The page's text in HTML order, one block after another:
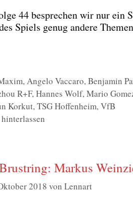
44 bespre­chen wir nur ein
Spiels genug ande­re
,Angelo Vaccaro,Benjamin
R+F,Hannes Wolf,Mario
Korkut,TSG Hoffenheim,VfB
Markus
2018 von Lennart